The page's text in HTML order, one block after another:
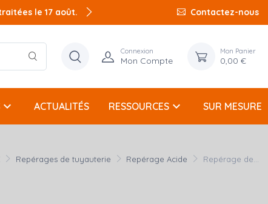
le 17 août. Contactez-nous
Connexion
Mon Compte
Mon Panier
0,00 €
keyboard_arrow_down ACTUALITÉS RESSOURCES keyboard_arrow_down SUR MESURE
Repérages de tuyauterie Repérage Acide Repérage de...